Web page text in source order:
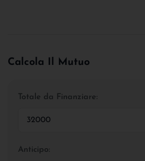
Calcola Il Mutuo
Totale da Finanziare:
Anticipo: